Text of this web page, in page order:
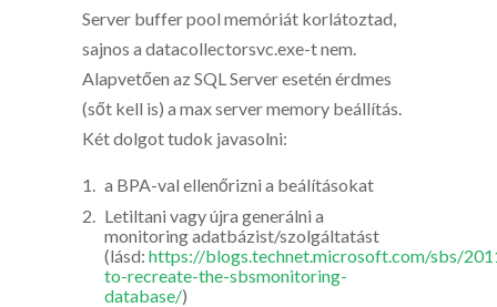
Server buffer pool memóriát korlátoztad,
sajnos a datacollectorsvc.exe-t nem.
Alapvetően az SQL Server esetén érdmes
(sőt kell is) a max server memory beállítás.
Két dolgot tudok javasolni:
a BPA-val ellenőrizni a beálításokat
Letiltani vagy újra generálni a
monitoring adatbázist/szolgáltatást
(lásd: https://blogs.technet.microsoft.com/sbs/
to-recreate-the-sbsmonitoring-
database/)